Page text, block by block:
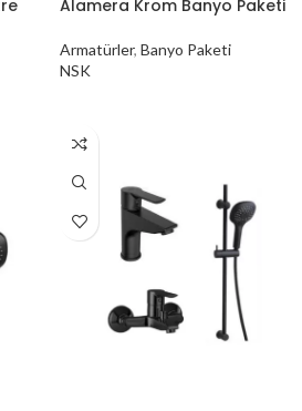
Alamera Krom Banyo Paketi
Armatürler, Banyo Paketi
NSK